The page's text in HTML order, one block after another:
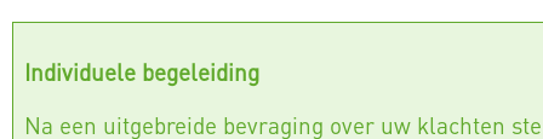
Individuele begeleiding
Na een uitgebreide bevraging over uw klachten